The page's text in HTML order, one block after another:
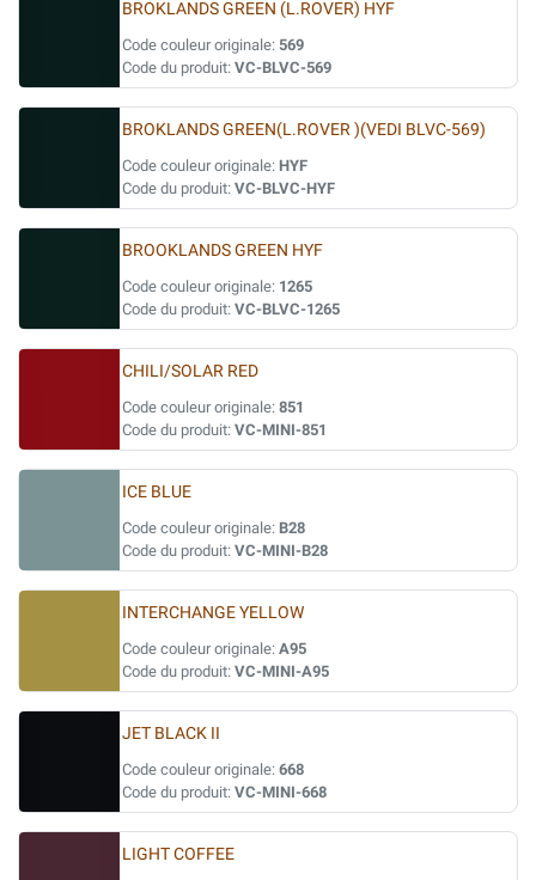
BROKLANDS GREEN (L.ROVER) HYF
Code couleur originale: 569
Code du produit: VC-BLVC-569
BROKLANDS GREEN(L.ROVER )(VEDI BLVC-569)
Code couleur originale: HYF
Code du produit: VC-BLVC-HYF
BROOKLANDS GREEN HYF
Code couleur originale: 1265
Code du produit: VC-BLVC-1265
CHILI/SOLAR RED
Code couleur originale: 851
Code du produit: VC-MINI-851
ICE BLUE
Code couleur originale: B28
Code du produit: VC-MINI-B28
INTERCHANGE YELLOW
Code couleur originale: A95
Code du produit: VC-MINI-A95
JET BLACK II
Code couleur originale: 668
Code du produit: VC-MINI-668
LIGHT COFFEE